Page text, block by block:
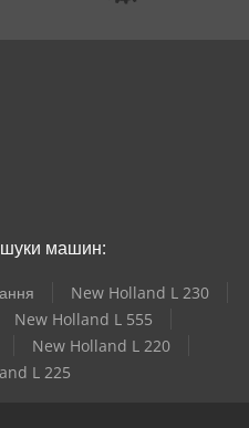
машин:
New Holland L 230
New Holland L 555
New Holland L 220
L 225